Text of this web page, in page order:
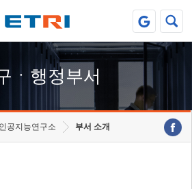
ㆍ행정부서
인공지능연구소 부서 소개